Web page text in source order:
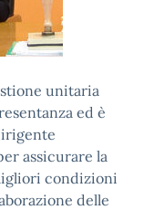
unitaria
ed è
assicurare la
condizioni
delle